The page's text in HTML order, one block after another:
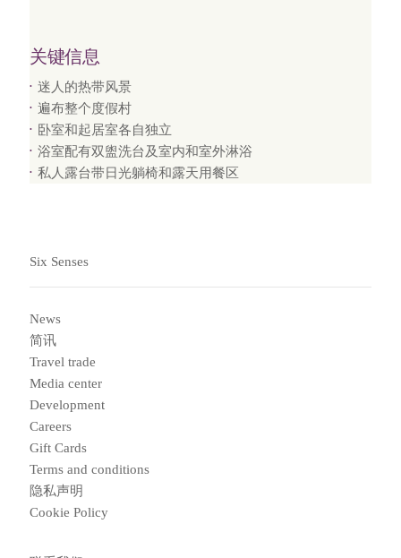
关键信息
迷人的热带风景
遍布整个度假村
卧室和起居室各自独立
浴室配有双盥洗台及室内和室外淋浴
私人露台带日光躺椅和露天用餐区
Six Senses
News
简讯
Travel trade
Media center
Development
Careers
Gift Cards
Terms and conditions
隐私声明
Cookie Policy